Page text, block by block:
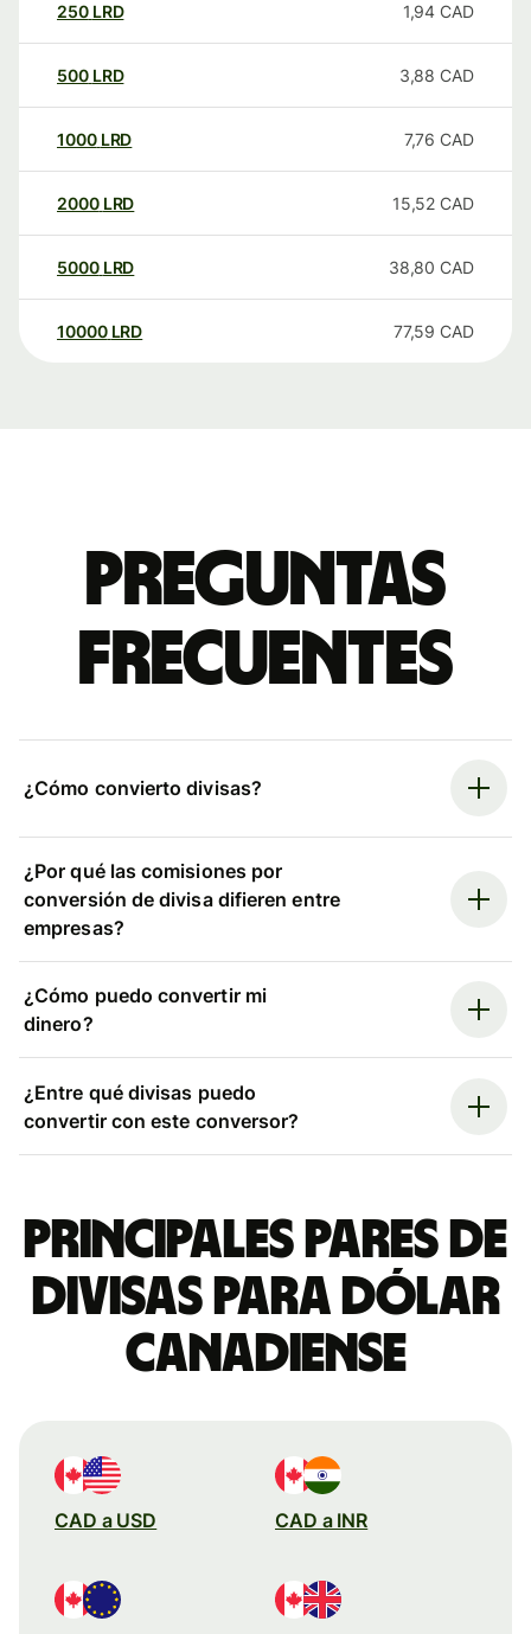
250 LRD 1,94 CAD
500 LRD 3,88 CAD
1000 LRD 7,76 CAD
2000 LRD 15,52 CAD
5000 LRD 38,80 CAD
10000 LRD 77,59 CAD
Preguntas
frecuentes
¿Cómo convierto divisas?
¿Por qué las comisiones por
conversión de divisa difieren entre
empresas?
¿Cómo puedo convertir mi
dinero?
¿Entre qué divisas puedo
convertir con este conversor?
Principales pares de
divisas para dólar
canadiense
CAD a USD CAD a INR